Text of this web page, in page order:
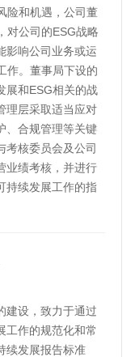
险和机遇，公司董
对公司的ESG战略
影响公司业务或运
作。董事局下设的
展和ESG相关的战
理层采取适当应对
、合规管理等关键
考核委员会及公司
业绩考核，并进行
持续发展工作的指
建设，致力于通过
工作的规范化和常
续发展报告标准